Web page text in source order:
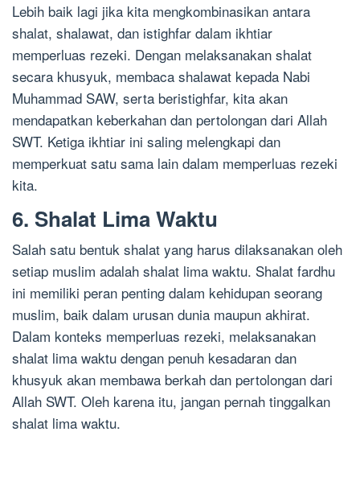
Lebih baik lagi jika kita mengkombinasikan antara
shalat, shalawat, dan istighfar dalam ikhtiar
memperluas rezeki. Dengan melaksanakan shalat
secara khusyuk, membaca shalawat kepada Nabi
Muhammad SAW, serta beristighfar, kita akan
mendapatkan keberkahan dan pertolongan dari Allah
SWT. Ketiga ikhtiar ini saling melengkapi dan
memperkuat satu sama lain dalam memperluas rezeki
kita.
6. Shalat Lima Waktu
Salah satu bentuk shalat yang harus dilaksanakan oleh
setiap muslim adalah shalat lima waktu. Shalat fardhu
ini memiliki peran penting dalam kehidupan seorang
muslim, baik dalam urusan dunia maupun akhirat.
Dalam konteks memperluas rezeki, melaksanakan
shalat lima waktu dengan penuh kesadaran dan
khusyuk akan membawa berkah dan pertolongan dari
Allah SWT. Oleh karena itu, jangan pernah tinggalkan
shalat lima waktu.